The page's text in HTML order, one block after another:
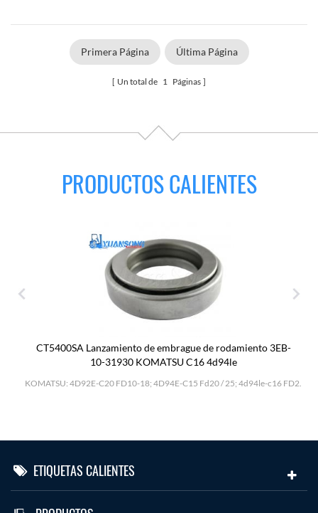
Primera Página Última Página
Un total de 1 Páginas
PRODUCTOS CALIENTES
CT5400SA Lanzamiento de embrague de rodamiento 3EB-
10-31930 KOMATSU C16 4d94le
KOMATSU: 4D92E-C20 FD10-18; 4D94E-C15 Fd20 / 25; 4d94le-c16 FD2.
ETIQUETAS CALIENTES